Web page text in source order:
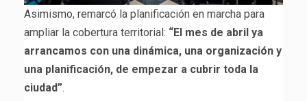
Asimismo, remarcó la planificación en marcha para
ampliar la cobertura territorial: “El mes de abril ya
arrancamos con una dinámica, una organización y
una planificación, de empezar a cubrir toda la
ciudad”.